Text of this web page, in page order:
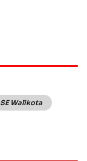
SE Walikota